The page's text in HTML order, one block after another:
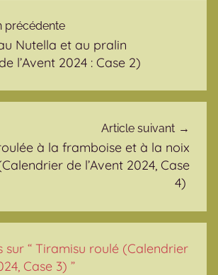
précédente
Nutella et au pralin
l’Avent 2024 : Case 2)
Article suivant
à la framboise et à la noix
de l’Avent 2024, Case
4)
sur “ Tiramisu roulé (Calendrier
Case 3) ”